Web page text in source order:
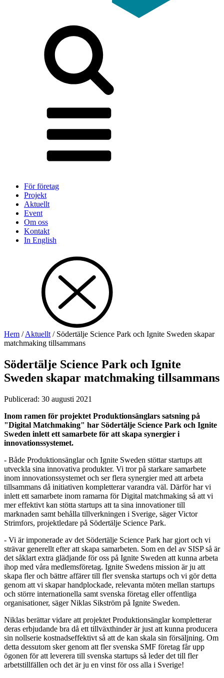
För företag
Projekt
Aktuellt
Event
Om oss
Kontakt
In English
Hem /Aktuellt / Södertälje Science Park och Ignite Sweden skapar
matchmaking tillsammans
Södertälje Science Park och Ignite
Sweden skapar matchmaking tillsammans
Publicerad: 30 augusti 2021
Inom ramen för projektet Produktionsänglars satsning på
"Digital Matchmaking" har Södertälje Science Park och Ignite
Sweden inlett ett samarbete för att skapa synergier i
innovationssystemet.
- Både Produktionsänglar och Ignite Sweden stöttar startups att
utveckla sina innovativa produkter. Vi tror på starkare samarbete
inom innovationssystemet och ser flera synergier med att arbeta
tillsammans då initiativen kompletterar varandra väl. Därför har vi
inlett ett samarbete inom ramarna för Digital matchmaking så att vi
mer effektivt kan stötta startups att ta sina innovationer till
marknaden samt behålla tillverkningen i Sverige, säger Victor
Strimfors, projektledare på Södertälje Science Park.
- Vi är imponerade av det Södertälje Science Park har gjort och vi
strävar generellt efter att skapa samarbeten. Som en del av SISP så är
det såklart extra glädjande för oss på Ignite Sweden att kunna arbeta
ihop med våra medlemsföretag. Ignite Swedens mission är ju att
skapa fler och bättre affärer till fler svenska startups och vi gör detta
genom att vi skapar handplockade, relevanta möten mellan startups
och större internationella samt svenska företag eller offentliga
organisationer, säger Niklas Sikström på Ignite Sweden.
Niklas berättar vidare att projektet Produktionsänglar kompletterar
deras erbjudande bra då ett tillväxthinder är just att kunna producera
sin nollserie kostnadseffektivt så att de kan skala sin försäljning. Om
detta dessutom sker genom att fler svenska SMF företag får upp
ögonen för att leverera till svenska startups så leder det till fler
arbetstillfällen och det är ju en vinst för oss alla i Sverige!